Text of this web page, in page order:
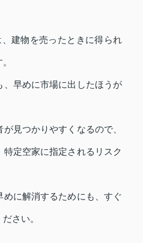
建物を売ったときに得られ
、早めに市場に出したほうが
見つかりやすくなるので、
定空家に指定されるリスク
めに解消するためにも、すぐ
さい。